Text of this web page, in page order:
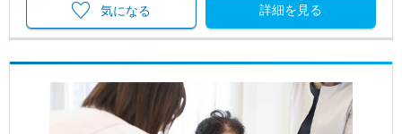
詳細を見る
気になる